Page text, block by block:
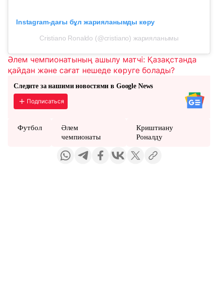
Instagram-дағы бұл жарияланымды көру
Cristiano Ronaldo (@cristiano) жарияланымы
Әлем чемпионатының ашылу матчі: Қазақстанда
қайдан және сағат нешеде көруге болады?
Следите за нашими новостями в Google News
Подписаться
Футбол
Әлем
чемпионаты
Криштиану
Роналду